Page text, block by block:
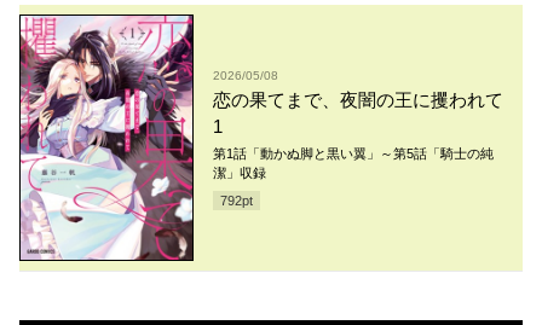
2026/05/08
恋の果てまで、夜闇の王に攫われて
1
第1話「動かぬ脚と黒い翼」～第5話「騎士の純
潔」収録
792pt